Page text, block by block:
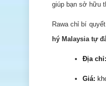
giúp bạn sở hữu
Rawa chỉ bí
hý Malaysia tự
Địa chỉ:
Giá: